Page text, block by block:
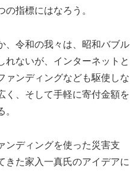
指標にはなろう。
、令和の我々は、昭和バブル
れないが、インターネットと
ァンディングなども駆使しな
く、そして手軽に寄付金額を
ンディングを使った災害支
きた家入一真氏のアイデアに